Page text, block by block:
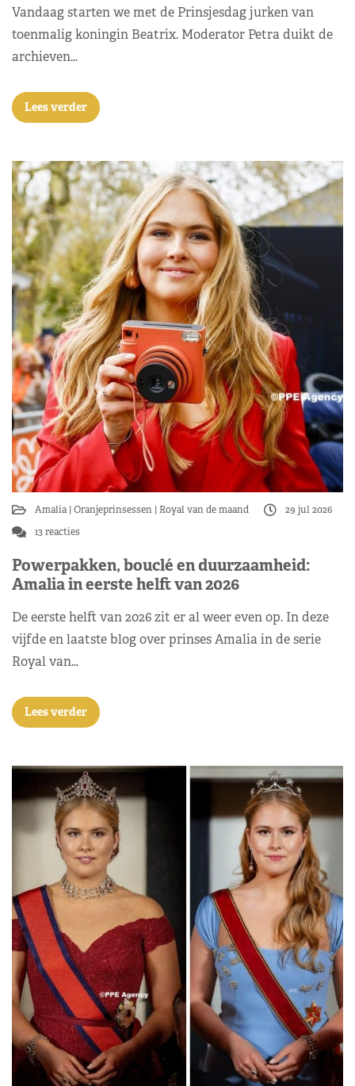
Vandaag starten we met de Prinsjesdag jurken van
toenmalig koningin Beatrix. Moderator Petra duikt de
archieven…
Lees verder
Amalia Oranjeprinsessen Royal van de maand
29 jul 2026
13 reacties
Powerpakken, bouclé en duurzaamheid:
Amalia in eerste helft van 2026
De eerste helft van 2026 zit er al weer even op. In deze
vijfde en laatste blog over prinses Amalia in de serie
Royal van…
Lees verder